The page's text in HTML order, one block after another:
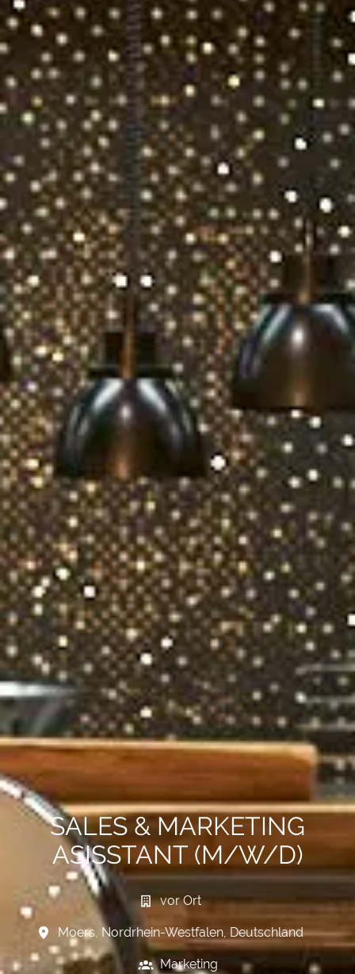
SALES & MARKETING
ASISSTANT (M/W/D)
vor Ort
Moers, Nordrhein-Westfalen, Deutschland
Marketing